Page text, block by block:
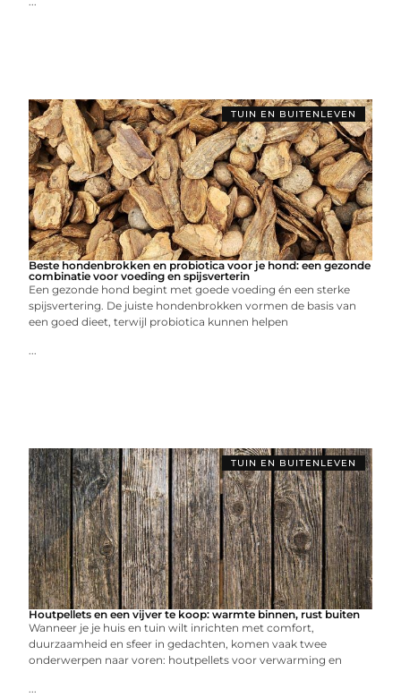
TUIN EN BUITENLEVEN
Beste hondenbrokken en probiotica voor je hond: een gezonde
combinatie voor voeding en spijsverterin
Een gezonde hond begint met goede voeding én een sterke
spijsvertering. De juiste hondenbrokken vormen de basis van
een goed dieet, terwijl probiotica kunnen helpen
...
TUIN EN BUITENLEVEN
Houtpellets en een vijver te koop: warmte binnen, rust buiten
Wanneer je je huis en tuin wilt inrichten met comfort,
duurzaamheid en sfeer in gedachten, komen vaak twee
onderwerpen naar voren: houtpellets voor verwarming en
...